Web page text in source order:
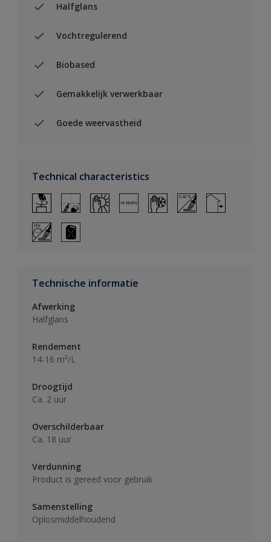
Halfglans
Vochtregulerend
Biobased
Gemakkelijk verwerkbaar
Goede weervastheid
Technical characteristics
Technische informatie
Afwerking
Halfglans
Rendement
14-16 m²/L
Droogtijd
Ca. 2 uur
Overschilderbaar
Ca. 18 uur
Verdunning
Product is gereed voor gebruik
Samenstelling
Oplosmiddelhoudend